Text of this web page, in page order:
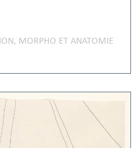
, MORPHO ET ANATOMIE